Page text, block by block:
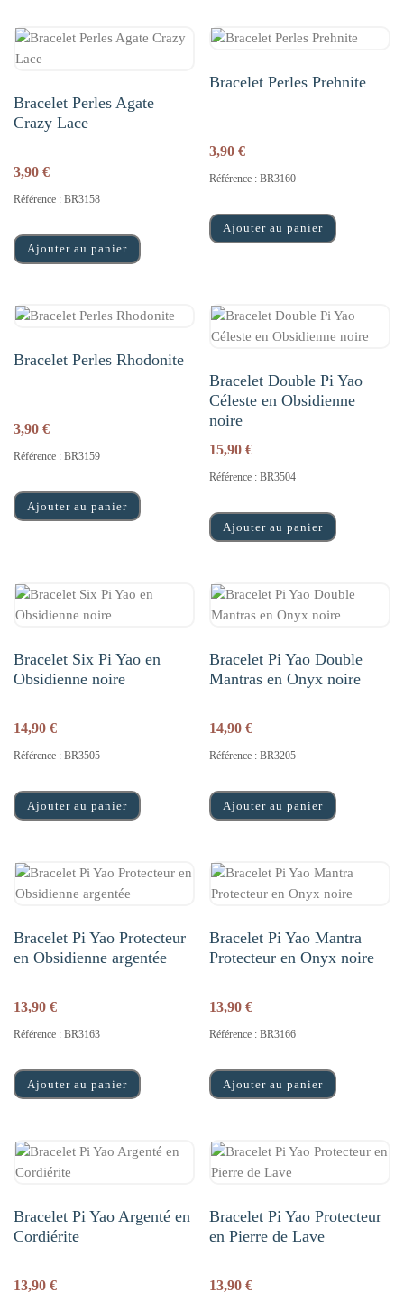
Bracelet Perles Agate
Crazy Lace
3,90 €
Référence : BR3158
Ajouter au panier
Bracelet Perles Prehnite
3,90€
Référence : BR3160
Ajouter au panier
Bracelet Perles Rhodonite
3,90 €
Référence : BR3159
Ajouter au panier
Bracelet Double Pi Yao
Céleste en Obsidienne
noire
15,90€
Référence : BR3504
Ajouter au panier
Bracelet Six Pi Yao en
Obsidienne noire
14,90 €
Référence : BR3505
Ajouter au panier
Bracelet Pi Yao Double
Mantras en Onyx noire
14,90€
Référence : BR3205
Ajouter au panier
Bracelet Pi Yao Protecteur
en Obsidienne argentée
13,90 €
Référence : BR3163
Ajouter au panier
Bracelet Pi Yao Mantra
Protecteur en Onyx noire
13,90€
Référence : BR3166
Ajouter au panier
Bracelet Pi Yao Argenté en
Cordiérite
13,90 €
Bracelet Pi Yao Protecteur
en Pierre de Lave
13,90€